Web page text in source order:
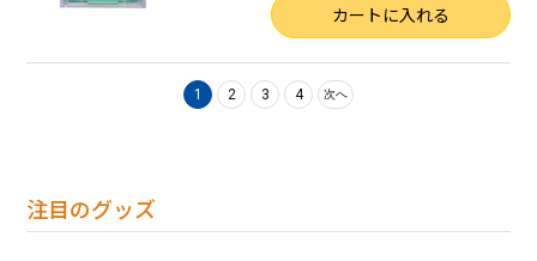
注目のグッズ
カートに入れる
1 2 3 4 次へ